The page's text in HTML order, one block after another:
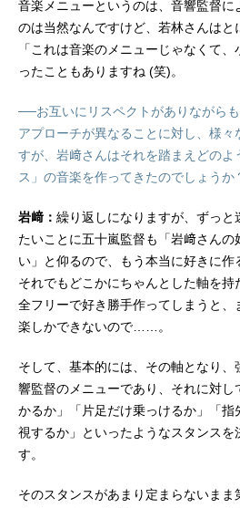
音楽メニューというのは、音響監督に
のは当然なんですけど、若林さんはと
「これは音楽のメニューじゃなくて
ったこともありますね (笑)。
──お互いにリスペクトがありながら
アプローチが異なることに対し、様々
すが、岩﨑さんはそれを踏まえどの
ス」の音楽を作ってきたのでしょうか
岩﨑： 繰り返しになりますが、ずっ
たいことに五十嵐監督も「岩﨑さんの
い」と仰るので、もう本当に好きに
それでもどこかにちゃんとした軸を
全フリーで好き勝手作ってしまうと
楽しかできないので……。
そして、基本的には、その軸となり
響監督のメニューであり、それに対し
かるか」「片足だけ乗っけるか」「
視するか」といったようなスタンス
す。
そのスタンスがあまり定まらないま